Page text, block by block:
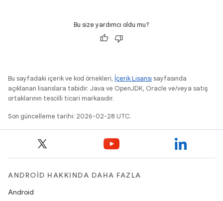
Bu size yardımcı oldu mu?
Bu sayfadaki içerik ve kod örnekleri, İçerik Lisansı sayfasında
açıklanan lisanslara tabidir. Java ve OpenJDK, Oracle ve/veya satış
ortaklarının tescilli ticari markasıdır.
Son güncelleme tarihi: 2026-02-28 UTC.
ANDROID HAKKINDA DAHA FAZLA
Android